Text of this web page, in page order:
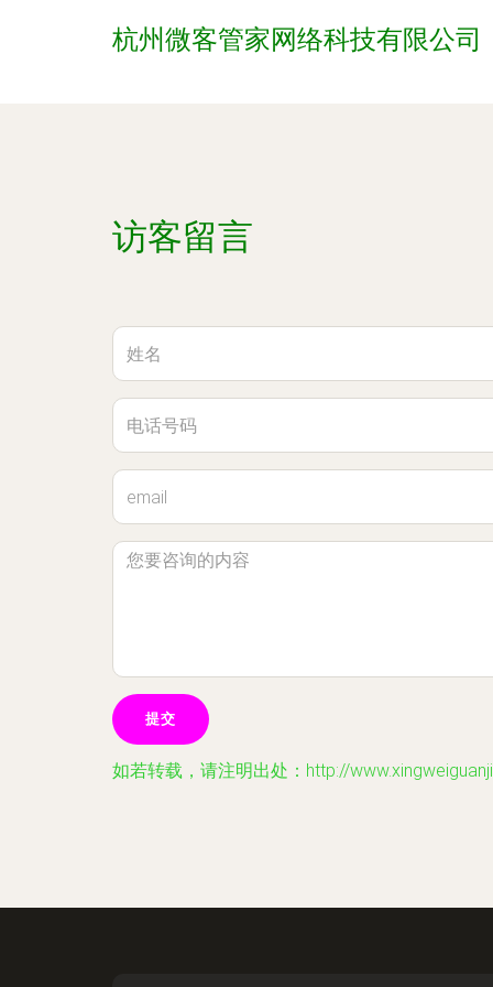
杭州微客管家网络科技有限公司
访客留言
如若转载，请注明出处：http://